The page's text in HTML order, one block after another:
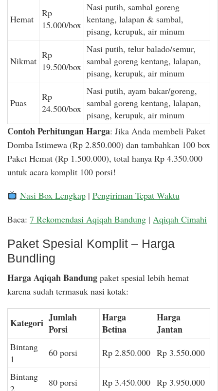
Hemat
Rp
15.000/box
Nasi putih, sambal goreng
kentang, lalapan & sambal,
pisang, kerupuk, air minum
Nikmat
Rp
19.500/box
Nasi putih, telur balado/semur,
sambal goreng kentang, lalapan,
pisang, kerupuk, air minum
Puas
Rp
24.500/box
Nasi putih, ayam bakar/goreng,
sambal goreng kentang, lalapan,
pisang, kerupuk, air minum
Contoh Perhitungan Harga: Jika Anda membeli Paket
Domba Istimewa (Rp 2.850.000) dan tambahkan 100 box
Paket Hemat (Rp 1.500.000), total hanya Rp 4.350.000
untuk acara komplit 100 porsi!
Nasi Box Lengkap| Pengiriman Tepat Waktu
Baca: 7 Rekomendasi Aqiqah Bandung | Aqiqah Cimahi
Paket Spesial Komplit – Harga
Bundling
Harga Aqiqah Bandung paket spesial lebih hemat
karena sudah termasuk nasi kotak:
Kategori Jumlah
Porsi
Harga
Betina
Harga
Jantan
Bintang
1
60 porsi Rp 2.850.000 Rp 3.550.000
Bintang
2
80 porsi Rp 3.450.000 Rp 3.950.000